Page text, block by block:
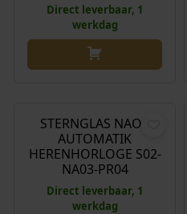
Direct leverbaar, 1
werkdag
STERNGLAS NAOS
AUTOMATIK
HERENHORLOGE S02-
NA03-PR04
Direct leverbaar, 1
werkdag